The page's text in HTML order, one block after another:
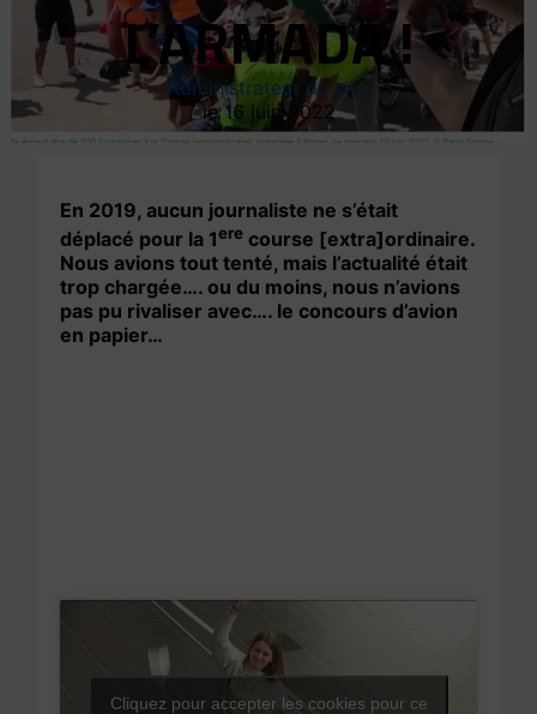
L’ARMADA !
Administrateur du site
16 juin 2022
En 2019, aucun journaliste ne s’était
déplacé pour la 1ere course [extra]ordinaire.
Nous avions tout tenté, mais l’actualité était
trop chargée…. ou du moins, nous n’avions
pas pu rivaliser avec…. le concours d’avion
en papier…
Cliquez pour accepter les cookies pour ce